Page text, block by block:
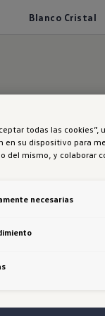
Blanco Cristal
para todas las
todas las cookies”,
en su dispositivo para
del mismo, y colaborar
necesarias